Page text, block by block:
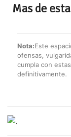
Mas de
Nota:Este
ofensas,
cumpla con
definitivamente.